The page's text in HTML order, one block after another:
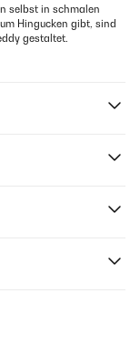
selbst in schmalen
Hingucken gibt, sind
gestaltet.